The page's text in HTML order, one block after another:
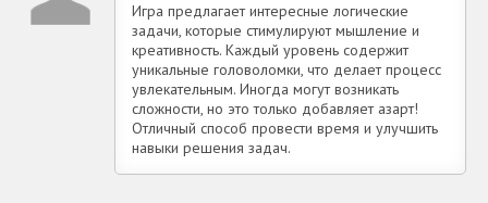
Игра предлагает интересные логические
задачи, которые стимулируют мышление и
креативность. Каждый уровень содержит
уникальные головоломки, что делает процесс
увлекательным. Иногда могут возникать
сложности, но это только добавляет азарт!
Отличный способ провести время и улучшить
навыки решения задач.